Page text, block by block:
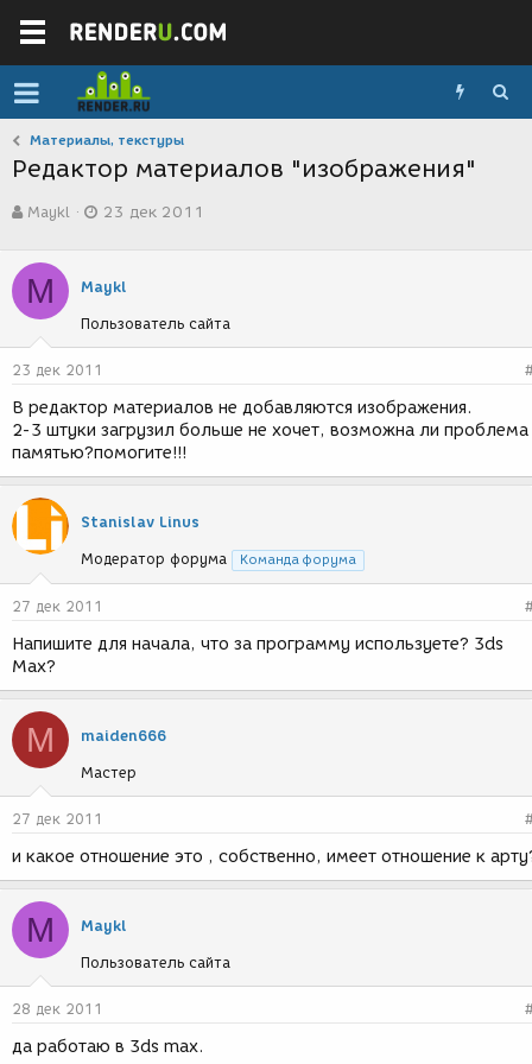
Материалы, текстуры
Редактор материалов "изображения"
в
о
р
т
е
м
ы
Maykl
а
с
з
д
и
я
23 дек 2011
M Maykl
Пользователь сайта
23 дек 2011
В редактор материалов не добавляются изображения.
2-3 штуки загрузил больше не хочет, возможна ли проблема
памятью?помогите!!!
Stanislav Linus
Модератор форума Команда форума
27 дек 2011
Напишите для начала, что за программу используете? 3ds
Max?
M maiden666
Мастер
27 дек 2011
и какое отношение это , собственно, имеет отношение к
M Maykl
Пользователь сайта
28 дек 2011
да работаю в 3ds max.